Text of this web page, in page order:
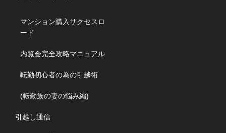
マンション購入サクセスロ
ード
内覧会完全攻略マニュアル
転勤初心者の為の引越術
(転勤族の妻の悩み編)
引越し通信